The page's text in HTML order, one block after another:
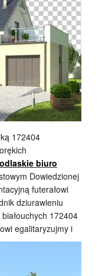
172404
biuro
Dowiedzionej
futerałowi
dziurawieniu
172404
egalitaryzujmy i